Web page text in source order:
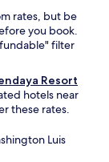
rates, but be
you book.
filter
Resort
hotels near
these rates.
Luis